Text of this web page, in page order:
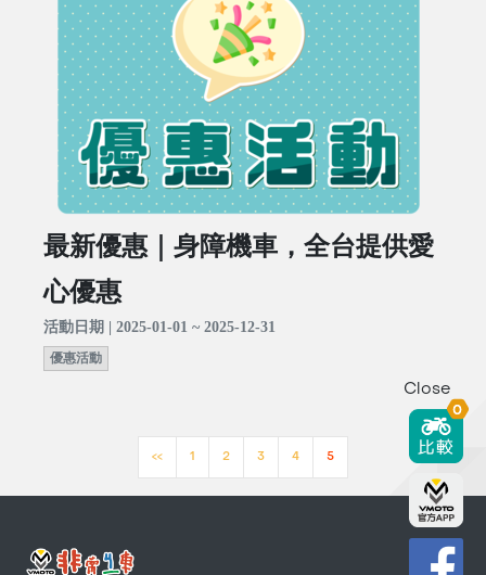
最新優惠｜身障機車，全台提供愛
心優惠
活動日期 | 2025-01-01 ~ 2025-12-31
優惠活動
<< 1 2 3 4 5
Close
0